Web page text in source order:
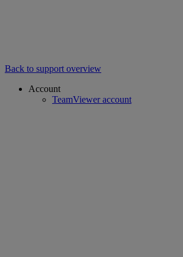
Back to support overview
Account
TeamViewer account